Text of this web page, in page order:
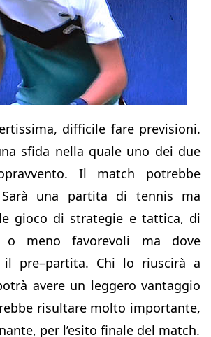
difficile fare previsioni.
sfida nella quale uno dei due
Il match potrebbe
una partita di tennis ma
gioco di strategie e tattica, di
o meno favorevoli ma dove
il pre–partita. Chi lo riuscirà a
avere un leggero vantaggio
risultare molto importante,
per l’esito finale del match.